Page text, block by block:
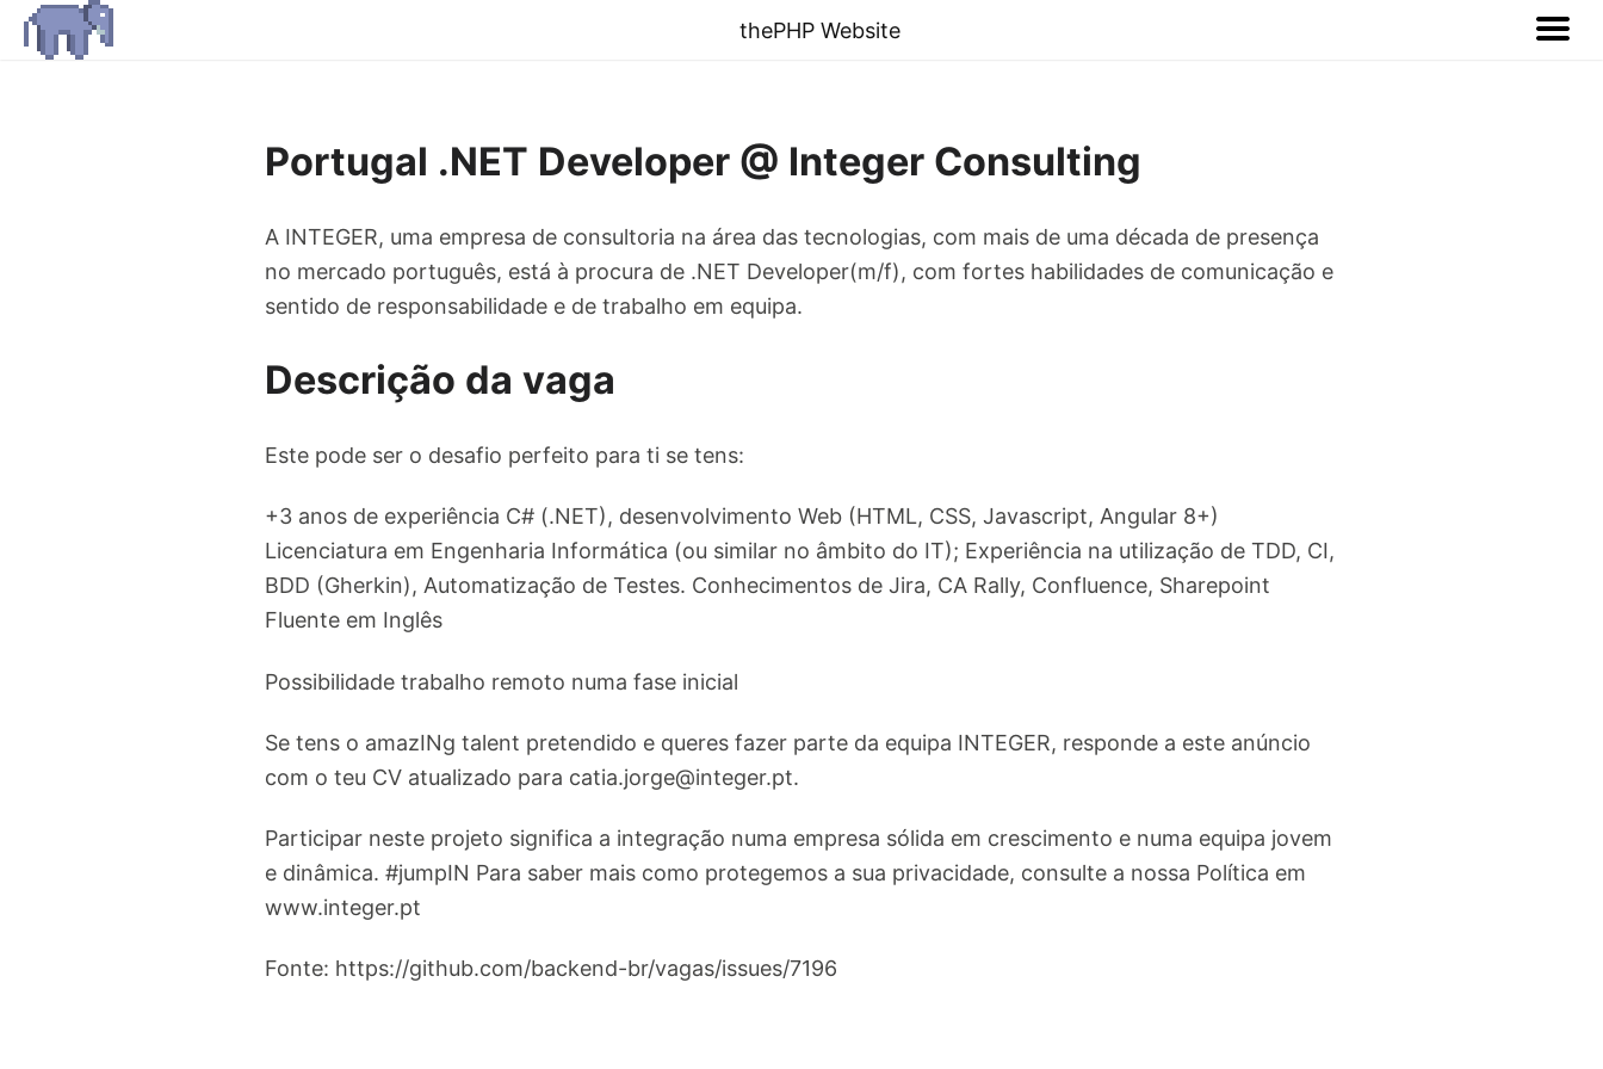
thePHP Website
Portugal .NET Developer @ Integer Consulting
A INTEGER, uma empresa de consultoria na área das tecnologias, com mais de uma década de presença
no mercado português, está à procura de .NET Developer(m/f), com fortes habilidades de comunicação e
sentido de responsabilidade e de trabalho em equipa.
Descrição da vaga
Este pode ser o desafio perfeito para ti se tens:
+3 anos de experiência C# (.NET), desenvolvimento Web (HTML, CSS, Javascript, Angular 8+)
Licenciatura em Engenharia Informática (ou similar no âmbito do IT); Experiência na utilização de TDD, CI,
BDD (Gherkin), Automatização de Testes. Conhecimentos de Jira, CA Rally, Confluence, Sharepoint
Fluente em Inglês
Possibilidade trabalho remoto numa fase inicial
Se tens o amazINg talent pretendido e queres fazer parte da equipa INTEGER, responde a este anúncio
com o teu CV atualizado para catia.jorge@integer.pt.
Participar neste projeto significa a integração numa empresa sólida em crescimento e numa equipa jovem
e dinâmica. #jumpIN Para saber mais como protegemos a sua privacidade, consulte a nossa Política em
www.integer.pt
Fonte: https://github.com/backend-br/vagas/issues/7196